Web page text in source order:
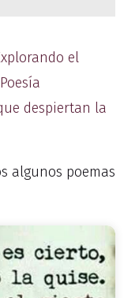
el
despiertan la
algunos poemas